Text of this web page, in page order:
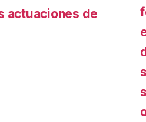
actuaciones de